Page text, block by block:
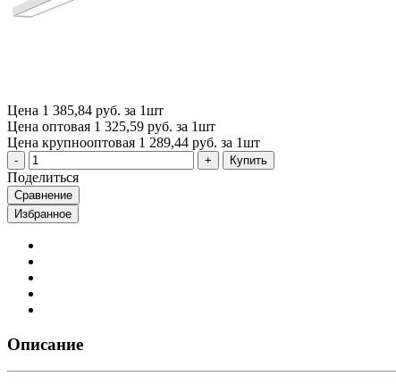
Цена 1 385,84 руб. за 1шт
Цена оптовая 1 325,59 руб. за 1шт
Цена крупнооптовая 1 289,44 руб. за 1шт
Купить
Поделиться
Сравнение
Избранное
Описание